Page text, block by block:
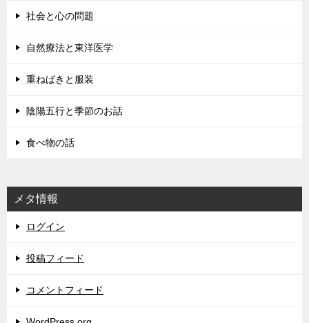
社会と心の問題
自然療法と東洋医学
重ねばきと服装
陰陽五行と季節のお話
食べ物の話
メタ情報
ログイン
投稿フィード
コメントフィード